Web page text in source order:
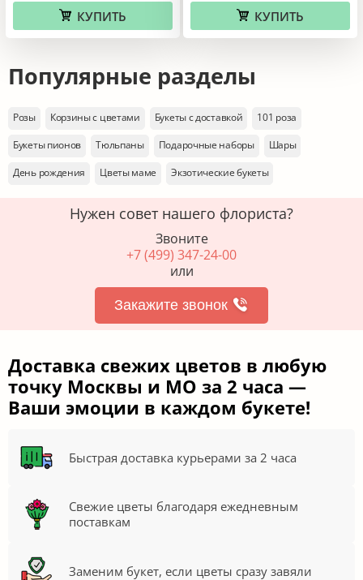
КУПИТЬ КУПИТЬ
Популярные разделы
Розы Корзины с цветами Букеты с доставкой
101 роза
Букеты пионов
Тюльпаны Подарочные наборы
Шары
День рождения
Цветы маме Экзотические букеты
Нужен совет нашего флориста?
Звоните
+7 (499) 347-24-00
или
Закажите звонок
Доставка свежих цветов в любую
точку Москвы и МО за 2 часа —
Ваши эмоции в каждом букете!
Быстрая доставка курьерами за 2 часа
Свежие цветы благодаря ежедневным
поставкам
Заменим букет, если цветы сразу завяли